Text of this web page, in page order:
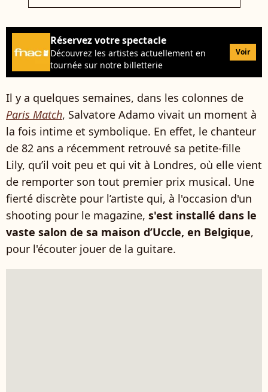
Réservez votre spectacle
Découvrez les artistes actuellement en
tournée sur notre billetterie
Voir
Il y a quelques semaines, dans les colonnes de
Paris Match, Salvatore Adamo vivait un moment à
la fois intime et symbolique. En effet, le chanteur
de 82 ans a récemment retrouvé sa petite-fille
Lily, qu’il voit peu et qui vit à Londres, où elle vient
de remporter son tout premier prix musical. Une
fierté discrète pour l’artiste qui, à l'occasion d'un
shooting pour le magazine, s'est installé dans le
vaste salon de sa maison d’Uccle, en Belgique,
pour l'écouter jouer de la guitare.